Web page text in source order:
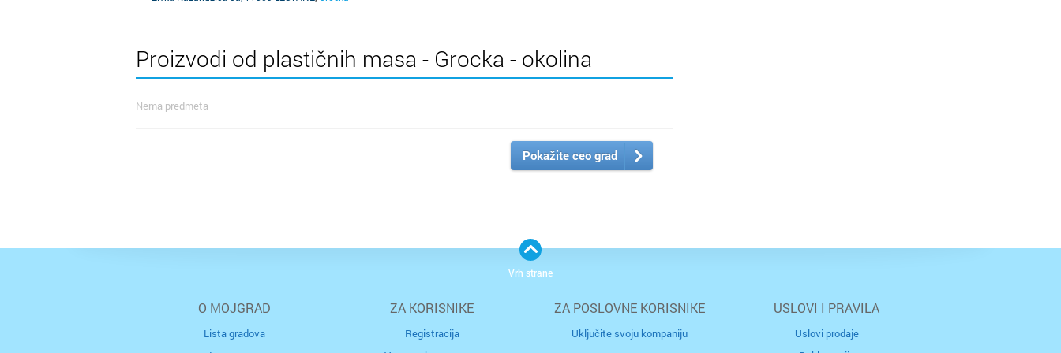
Proizvodi od plastičnih masa - Grocka - okolina
Nema predmeta
Pokažite ceo grad
O MOJGRAD
Lista gradova
ZA KORISNIKE
Registracija
ZA POSLOVNE KORISNIKE
Uključite svoju kompaniju
USLOVI I PRAVILA
Uslovi prodaje
Vrh strane